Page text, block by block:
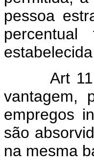
pessoa
Art
vantagem,
empregos
são
na mesma